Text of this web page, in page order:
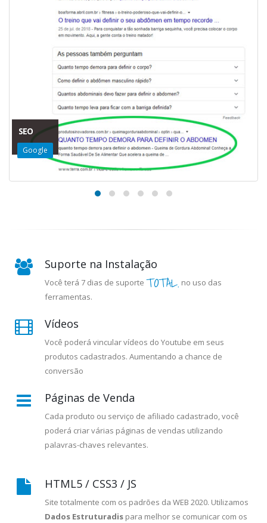
SEO
Google
Suporte na Instalação
Você terá 7 dias de suporte TOTAL. no uso das
ferramentas.
Vídeos
Você poderá vincular vídeos do Youtube em seus
produtos cadastrados. Aumentando a chance de
conversão
Páginas de Venda
Cada produto ou serviço de afiliado cadastrado, você
poderá criar várias páginas de vendas utilizando
palavras-chaves relevantes.
HTML5 / CSS3 / JS
Site totalmente com os padrões da WEB 2020. Utilizamos
Dados Estruturadis para melhor se comunicar com os